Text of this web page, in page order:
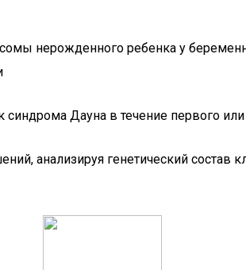
нерожденного ребенка у
Дауна в течение первого или
анализируя генетический